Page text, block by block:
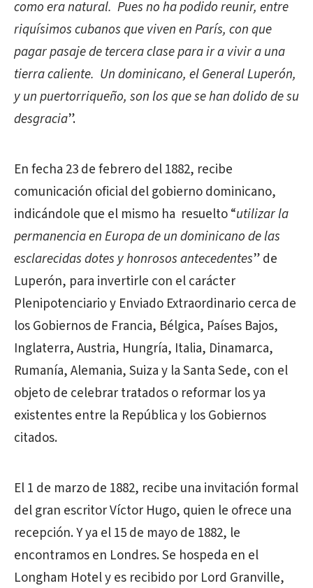
como era natural. Pues no ha podido reunir, entre
riquísimos cubanos que viven en París, con que
pagar pasaje de tercera clase para ir a vivir a una
tierra caliente. Un dominicano, el General Luperón,
y un puertorriqueño, son los que se han dolido de su
desgracia”.
En fecha 23 de febrero del 1882, recibe
comunicación oficial del gobierno dominicano,
indicándole que el mismo ha resuelto “utilizar la
permanencia en Europa de un dominicano de las
esclarecidas dotes y honrosos antecedentes” de
Luperón, para invertirle con el carácter
Plenipotenciario y Enviado Extraordinario cerca de
los Gobiernos de Francia, Bélgica, Países Bajos,
Inglaterra, Austria, Hungría, Italia, Dinamarca,
Rumanía, Alemania, Suiza y la Santa Sede, con el
objeto de celebrar tratados o reformar los ya
existentes entre la República y los Gobiernos
citados.
El 1 de marzo de 1882, recibe una invitación formal
del gran escritor Víctor Hugo, quien le ofrece una
recepción. Y ya el 15 de mayo de 1882, le
encontramos en Londres. Se hospeda en el
Longham Hotel y es recibido por Lord Granville,